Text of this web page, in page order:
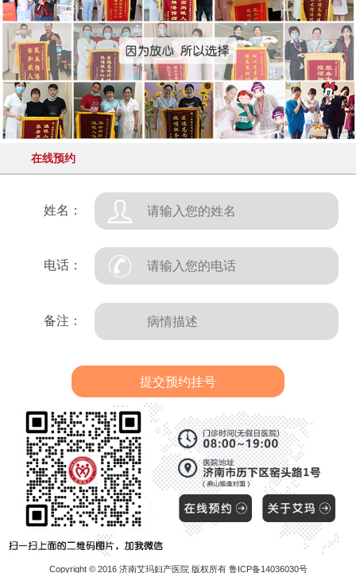
在线预约
姓名：
电话：
备注：
Copyright © 2016 济南艾玛妇产医院 版权所有 鲁ICP备14036030号